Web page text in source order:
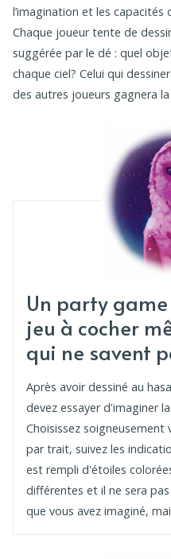
l’imagination et les capacités
Chaque joueur tente de
suggérée par le dé : quel
chaque ciel? Celui qui
des autres joueurs gagnera
Un party
jeu à cocher
qui ne savent
Après avoir dessiné au
devez essayer d'imaginer
Choisissez
par trait, suivez les
est rempli d'étoiles
différentes et il ne sera
que vous avez imaginé,